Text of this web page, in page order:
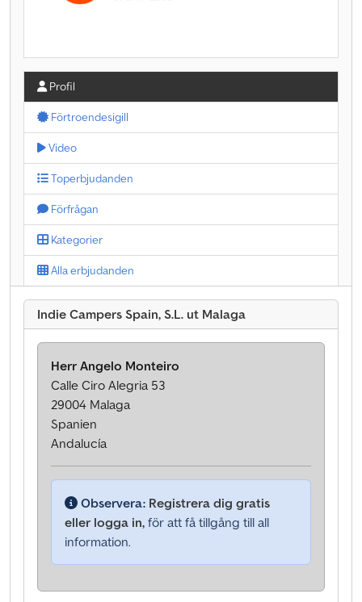
Profil
Förtroendesigill
Video
Toperbjudanden
Förfrågan
Kategorier
Alla erbjudanden
Indie Campers Spain, S.L. ut Malaga
Herr Angelo Monteiro
Calle Ciro Alegria 53
29004 Malaga
Spanien
Andalucía
Observera: Registrera dig gratis
eller logga in, för att få tillgång till all
information.